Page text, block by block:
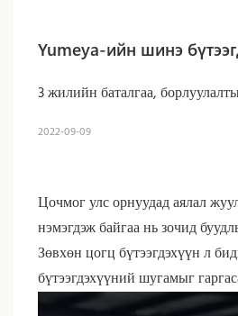
Yumeya-ийн шинэ
3 жилийн баталгаа,
2022-09-09
Цочмог улс орнуудад аялал
нэмэгдэж байгаа нь зочид
Зөвхөн цогц бүтээгдэхүүн л
бүтээгдэхүүний шугамыг